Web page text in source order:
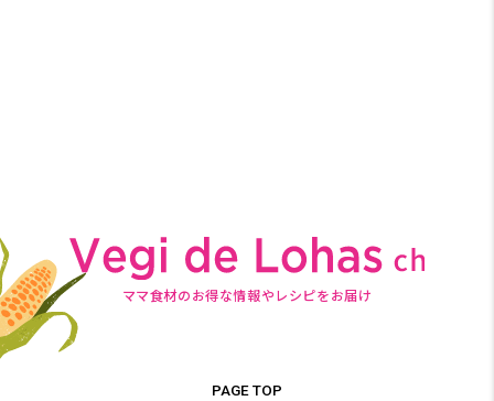
ママ食材のお得な情報やレシピをお届け
PAGE TOP